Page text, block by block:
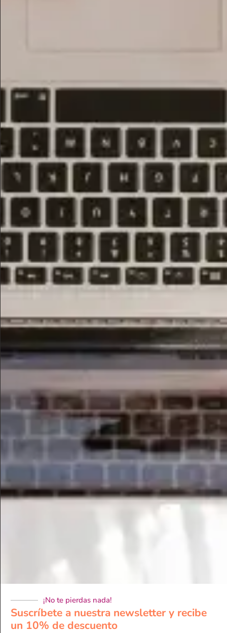
Centro de psicología online para
Cuidamos a las que cuidan.
Buscamos la mejor psicóloga para ti
Conseguirás tu cita en 1 minuto
Sin petición de tarjetas ni suscripciones
RESERVA PRUEBA GRATIS
Excelente 4.8
Basado en las valoraciones de nuestras pacientes
¡No te pierdas nada!
Suscríbete a nuestra newsletter y recibe
un 10% de descuento